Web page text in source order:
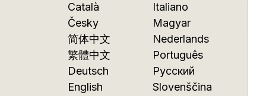
Català
Česky
简体中文
繁體中文
Deutsch
English
Italiano
Magyar
Nederlands
Português
Русский
Slovenščina